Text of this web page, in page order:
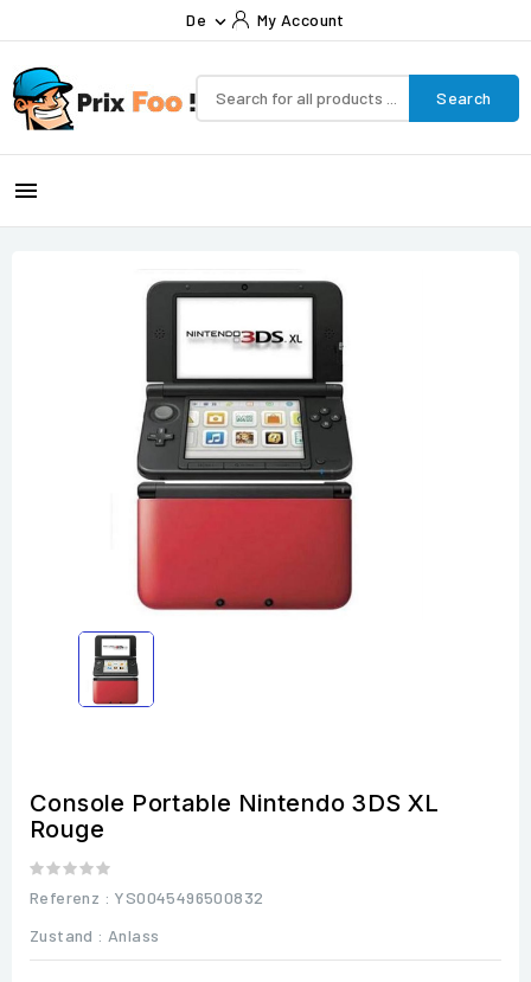
De  My Account
Search

Console Portable Nintendo 3DS XL
Rouge
Referenz : YS0045496500832
Zustand : Anlass